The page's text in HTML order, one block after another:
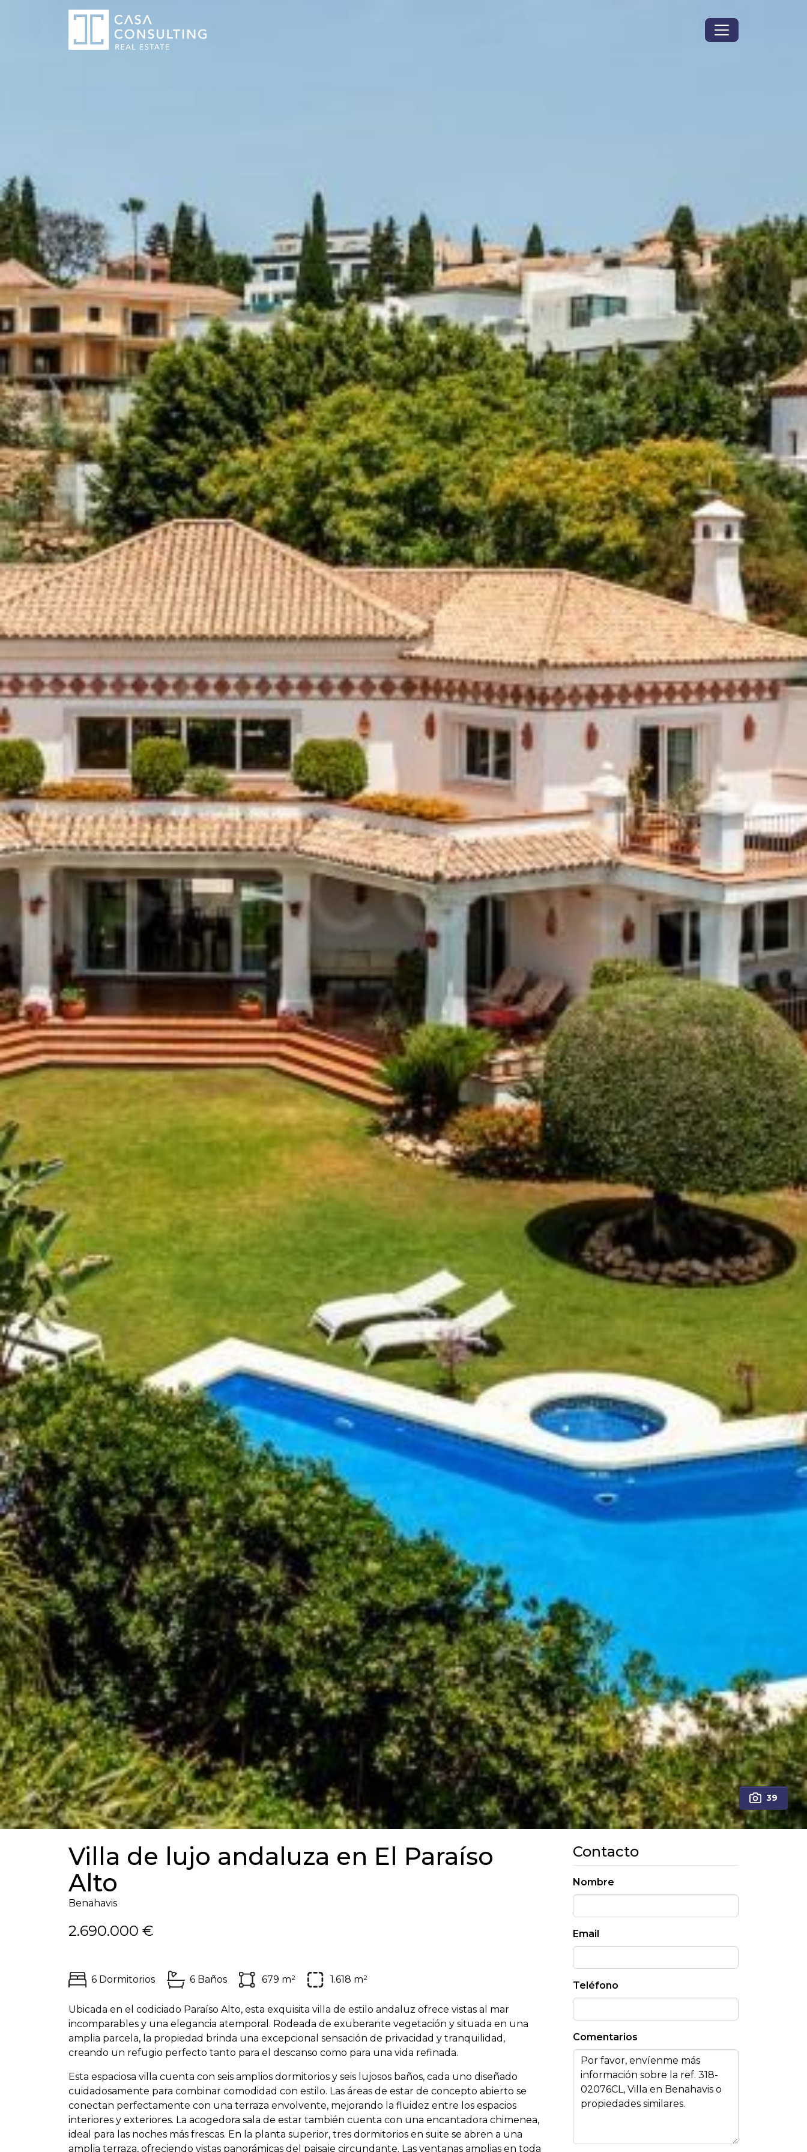
39
Villa de lujo andaluza en El Paraíso
Alto
Benahavis
2.690.000 €
6 Dormitorios 6 Baños 679 m² 1.618 m²
Ubicada en el codiciado Paraíso Alto, esta exquisita villa de estilo andaluz ofrece vistas al mar
incomparables y una elegancia atemporal. Rodeada de exuberante vegetación y situada en una
amplia parcela, la propiedad brinda una excepcional sensación de privacidad y tranquilidad,
creando un refugio perfecto tanto para el descanso como para una vida refinada.
Esta espaciosa villa cuenta con seis amplios dormitorios y seis lujosos baños, cada uno diseñado
cuidadosamente para combinar comodidad con estilo. Las áreas de estar de concepto abierto se
conectan perfectamente con una terraza envolvente, mejorando la fluidez entre los espacios
interiores y exteriores. La acogedora sala de estar también cuenta con una encantadora chimenea,
ideal para las noches más frescas. En la planta superior, tres dormitorios en suite se abren a una
amplia terraza, ofreciendo vistas panorámicas del paisaje circundante. Las ventanas amplias en toda
Contacto
Nombre
Email
Teléfono
Comentarios